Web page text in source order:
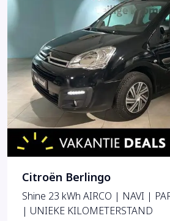
Citroën Berlingo
Shine 23 kWh AIRCO | NAVI |
| UNIEKE KILOMETERSTAND